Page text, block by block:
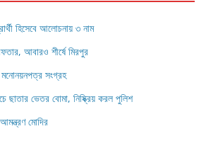
হিসেবে আলোচনায় ৩ নাম
আবারও শীর্ষে মিরপুর
মনোনয়নপত্র সংগ্রহ
ছাতার ভেতর বোমা, নিষ্ক্রিয় করল পুলিশ
মোদির